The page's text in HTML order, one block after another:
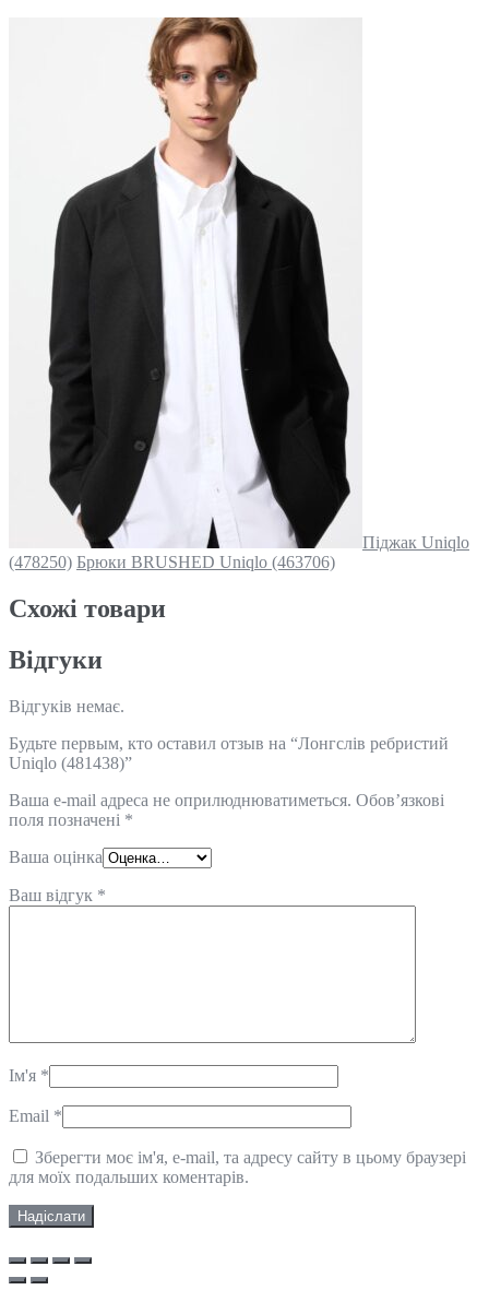
Піджак Uniqlo
(478250) Брюки BRUSHED Uniqlo (463706)
Схожi товари
Відгуки
Відгуків немає.
Будьте первым, кто оставил отзыв на “Лонгслів ребристий
Uniqlo (481438)”
Ваша e-mail адреса не оприлюднюватиметься. Обов’язкові
поля позначені *
Ваша оцінка
Ваш відгук *
Ім'я *
Email *
Зберегти моє ім'я, e-mail, та адресу сайту в цьому браузері
для моїх подальших коментарів.